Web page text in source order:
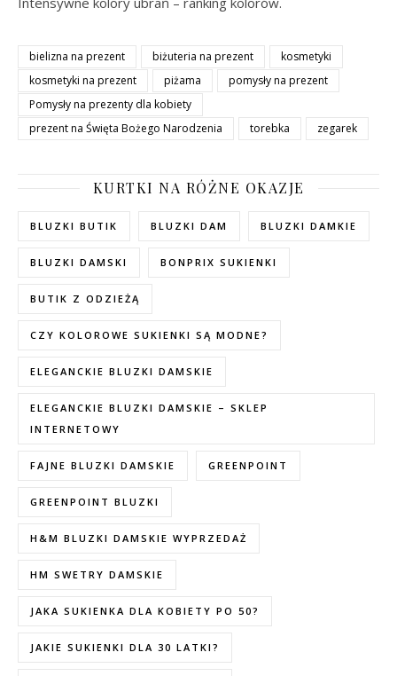
bielizna na prezent biżuteria na prezent
kosmetyki
kosmetyki na prezent
piżama
pomysły na prezent
Pomysły na prezenty dla kobiety
prezent na Święta Bożego Narodzenia
torebka zegarek
KURTKI NA RÓŻNE OKAZJE
BLUZKI BUTIK BLUZKI DAM BLUZKI DAMKIE
BLUZKI DAMSKI BONPRIX SUKIENKI
BUTIK Z ODZIEŻĄ
CZY KOLOROWE SUKIENKI SĄ MODNE?
ELEGANCKIE BLUZKI DAMSKIE
ELEGANCKIE BLUZKI DAMSKIE – SKLEP
INTERNETOWY
FAJNE BLUZKI DAMSKIE GREENPOINT
GREENPOINT BLUZKI
H&M BLUZKI DAMSKIE WYPRZEDAŻ
HM SWETRY DAMSKIE
JAKA SUKIENKA DLA KOBIETY PO 50?
JAKIE SUKIENKI DLA 30 LATKI?